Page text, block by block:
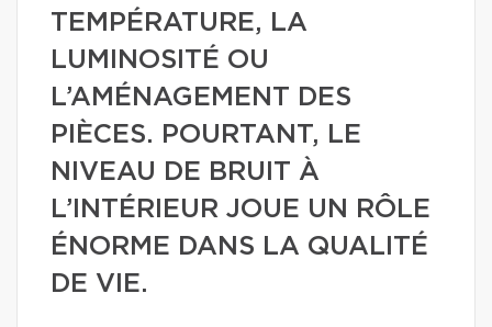
TEMPÉRATURE, LA
LUMINOSITÉ OU
L’AMÉNAGEMENT DES
PIÈCES. POURTANT, LE
NIVEAU DE BRUIT À
L’INTÉRIEUR JOUE UN RÔLE
ÉNORME DANS LA QUALITÉ
DE VIE.